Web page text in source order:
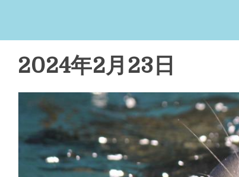
2024年2月23日